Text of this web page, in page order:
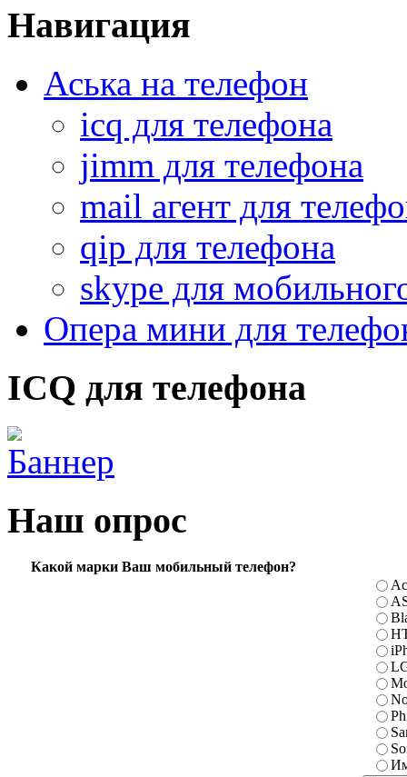
Навигация
Аська на телефон
icq для телефона
jimm для телефона
mail агент для
qip для телефона
skype для
Опера мини для
ICQ для телефона
Наш опрос
Какой марки Ваш мобильный телефон?